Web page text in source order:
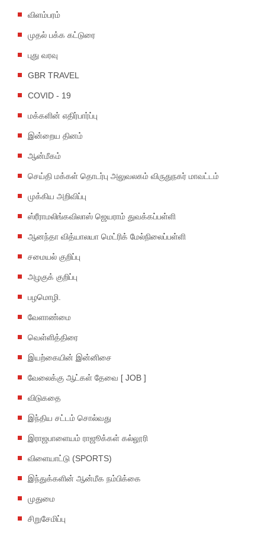
விளம்பரம்
முதல் பக்க கட்டுரை
புது வரவு
GBR TRAVEL
COVID - 19
மக்களின் எதிர்பார்ப்பு
இன்றைய தினம்
ஆன்மீகம்
செய்தி மக்கள் தொடர்பு அலுவலகம் விருதுநகர் மாவட்டம்
முக்கிய அறிவிப்பு
ஸ்ரீராமலிங்கவிலாஸ் ஜெயராம் துவக்கப்பள்ளி
ஆனந்தா வித்யாலயா மெட்ரிக் மேல்நிலைப்பள்ளி
சமையல் குறிப்பு
அழகுக் குறிப்பு
பழமொழி.
வேளாண்மை
வெள்ளித்திரை
இயற்கையின் இன்னிசை
வேலைக்கு ஆட்கள் தேவை [ JOB ]
விடுகதை
இந்திய சட்டம் சொல்வது
இராஜபாளையம் ராஜூக்கள் கல்லூரி
விளையாட்டு (SPORTS)
இந்துக்களின் ஆன்மீக நம்பிக்கை
முதுமை
சிறுசேமிப்பு